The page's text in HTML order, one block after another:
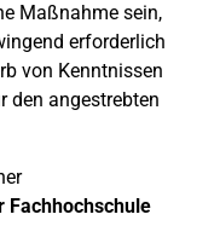
Maßnahme sein,
erforderlich
von Kenntnissen
den angestrebten
Fachhochschule